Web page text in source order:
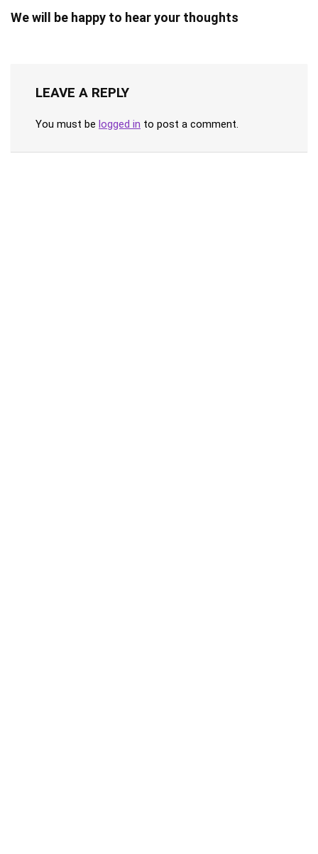
We will be happy to hear your thoughts
LEAVE A REPLY
You must be logged in to post a comment.